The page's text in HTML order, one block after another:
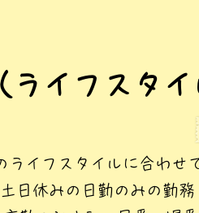
ライフスタ
ライフスタイルに合わせ
土日休みの日勤のみの勤務